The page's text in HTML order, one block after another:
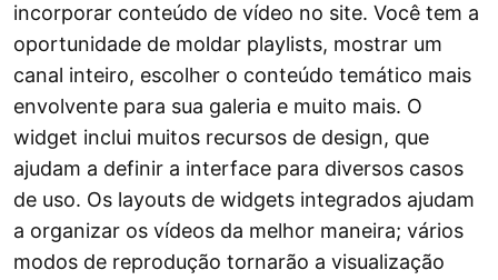
incorporar conteúdo de vídeo no site. Você tem a
oportunidade de moldar playlists, mostrar um
canal inteiro, escolher o conteúdo temático mais
envolvente para sua galeria e muito mais. O
widget inclui muitos recursos de design, que
ajudam a definir a interface para diversos casos
de uso. Os layouts de widgets integrados ajudam
a organizar os vídeos da melhor maneira; vários
modos de reprodução tornarão a visualização